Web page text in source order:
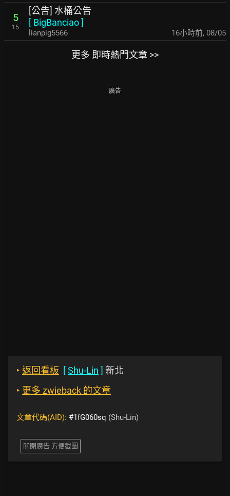
5
15
[公告] 水桶公告
[ BigBanciao]
lianpig5566 16小時前, 08/05
更多 即時熱門文章 >>
廣告
‣ 返回看板 [Shu-Lin ] 新北
‣ 更多 zwieback 的文章
文章代碼(AID): #1fG060sq (Shu-Lin)
關閉廣告 方便截圖